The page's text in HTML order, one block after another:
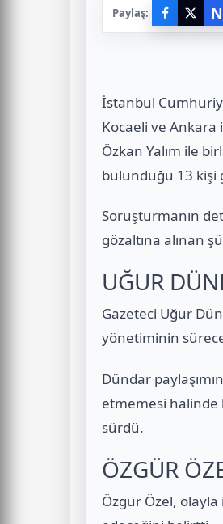
Paylaş: N
İstanbul
Kocaeli ve Ankara
Özkan Yalım ile
bulunduğu 13 kişi
Soruşturmanın
gözaltına alınan
UĞUR
Gazeteci Uğur
yönetiminin
Dündar
etmemesi halinde
sürdü.
ÖZGÜR
Özgür Özel,